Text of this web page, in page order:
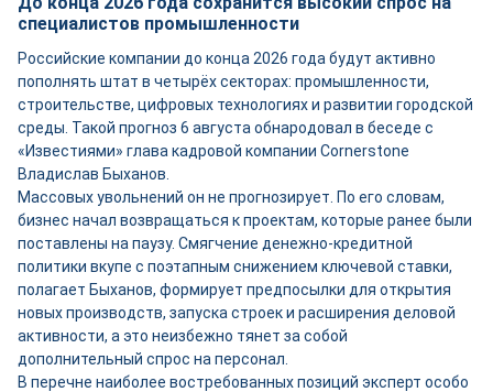
специалистов промышленности
Российские компании до конца 2026 года будут активно
пополнять штат в четырёх секторах: промышленности,
строительстве, цифровых технологиях и развитии городской
среды. Такой прогноз 6 августа обнародовал в беседе с
«Известиями» глава кадровой компании Cornerstone
Владислав Быханов.
Массовых увольнений он не прогнозирует. По его словам,
бизнес начал возвращаться к проектам, которые ранее были
поставлены на паузу. Смягчение денежно-кредитной
политики вкупе с поэтапным снижением ключевой ставки,
полагает Быханов, формирует предпосылки для открытия
новых производств, запуска строек и расширения деловой
активности, а это неизбежно тянет за собой
дополнительный спрос на персонал.
В перечне наиболее востребованных позиций эксперт особо